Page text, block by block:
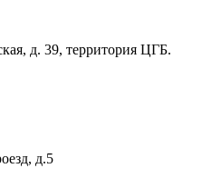
д. 39, территория ЦГБ.
д.5